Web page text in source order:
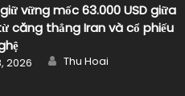
vững mốc 63.000 USD giữa
căng thẳng Iran và cổ phiếu
2026 Author
Thu Hoai